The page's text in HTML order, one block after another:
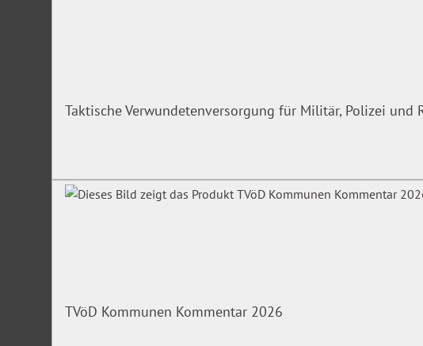
Taktische Verwundetenversorgung für Militär, Polizei und
TVöD Kommunen Kommentar 2026